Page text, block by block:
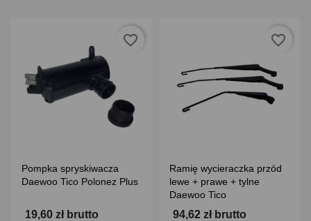
Pompka spryskiwacza
Daewoo Tico Polonez Plus
19,60 zł brutto
favorite_border
Ramię wycieraczka przód
lewe + prawe + tylne
Daewoo Tico
94,62 zł brutto
favorite_border